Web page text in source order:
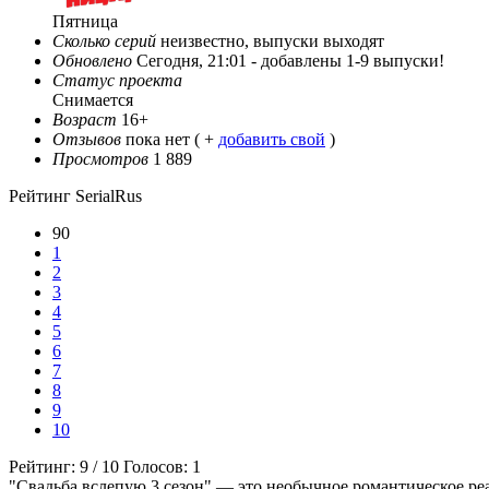
Пятница
Сколько серий неизвестно, выпуски выходят
Обновлено Сегодня, 21:01 - добавлены 1-9 выпуски!
Статус проекта
Снимается
Возраст 16+
Отзывов пока нет ( + добавить свой )
Просмотров 1 889
Рейтинг SerialRus
90
1
2
3
4
5
6
7
8
9
10
Рейтинг: 9 / 10 Голосов: 1